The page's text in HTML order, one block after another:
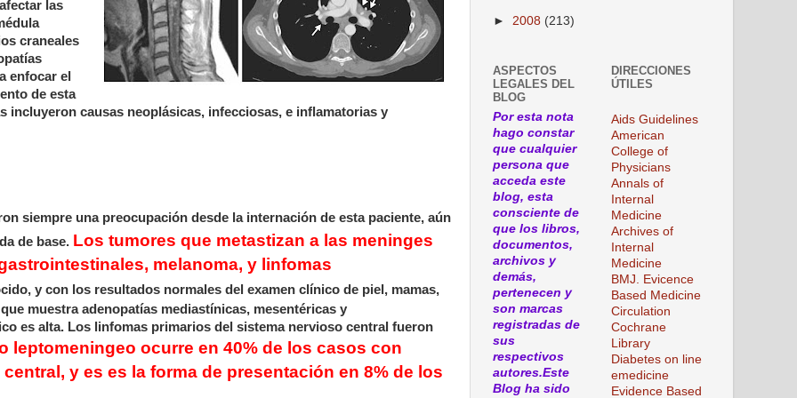
las
craneales
enfocar el
de esta
incluyeron causas neoplásicas, infecciosas, e inflamatorias y
siempre una preocupación desde la internación de esta paciente, aún
de base. Los tumores que metastizan a las meninges
melanoma, y linfomas
y con los resultados normales del examen clínico de piel, mamas,
muestra adenopatías mediastínicas, mesentéricas y
es alta. Los linfomas primarios del sistema nervioso central fueron
leptomeningeo ocurre en 40% de los casos con
y es es la forma de presentación en 8% de los
► 2008 (213)
ASPECTOS
LEGALES DEL
BLOG
Por esta nota
hago constar
que cualquier
persona que
acceda este
blog, esta
consciente de
que los libros,
documentos,
archivos y
demás,
pertenecen y
son marcas
registradas de
sus
respectivos
autores.Este
Blog ha sido
DIRECCIONES
ÚTILES
Aids Guidelines
American
College of
Physicians
Annals of
Internal
Medicine
Archives of
Internal
Medicine
BMJ. Evicence
Based Medicine
Circulation
Cochrane
Library
Diabetes on line
emedicine
Evidence Based